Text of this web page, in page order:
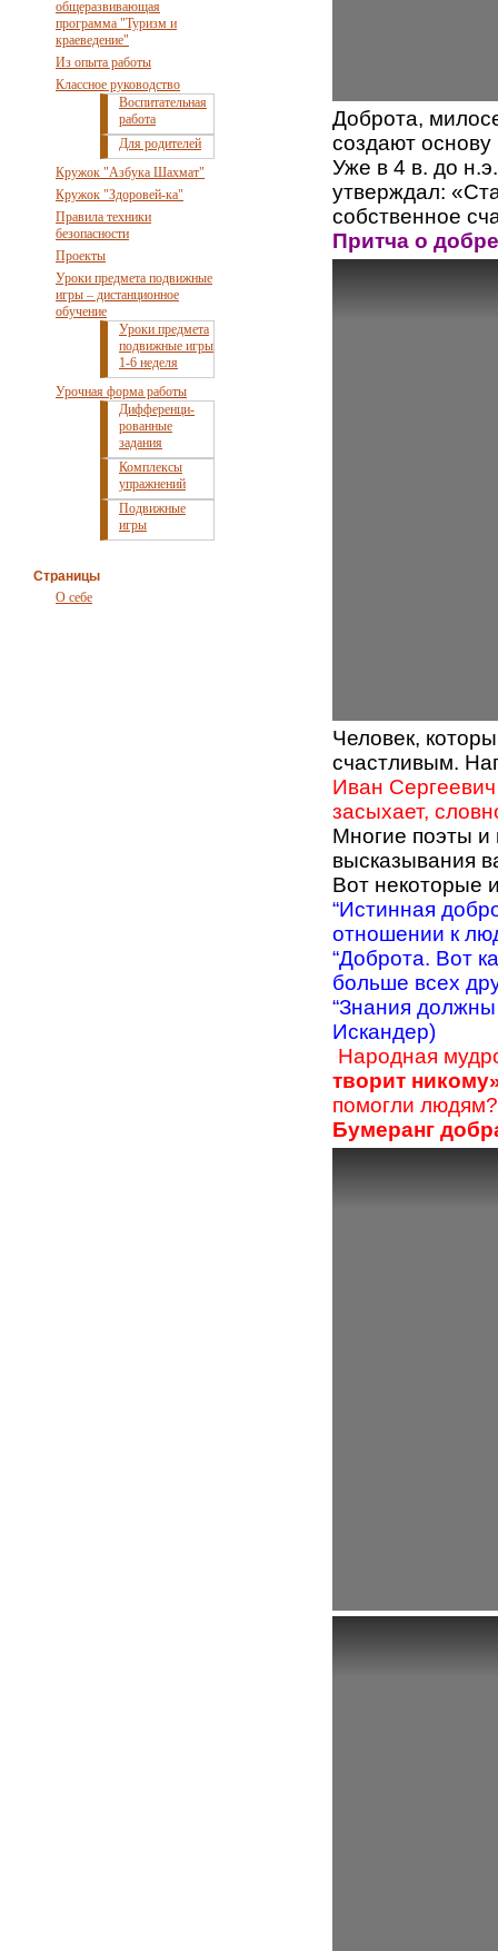
общеразвивающая
программа "Туризм и
краеведение"
Из опыта работы
Классное руководство
Воспитательная
работа
Для родителей
Кружок "Азбука Шахмат"
Кружок "Здоровей-ка"
Правила техники
безопасности
Проекты
Уроки предмета подвижные
игры – дистанционное
обучение
Уроки предмета
подвижные игры
1-6 неделя
Урочная форма работы
Дифференци-
рованные
задания
Комплексы
упражнений
Подвижные
игры
Страницы
О себе
Доброта,
создают основу
Уже в 4 в. до
утверждал:
собственное
Притча о
Человек,
счастливым.
Иван
засыхает,
Многие поэты и
высказывания
Вот некоторые
“Истинная
отношении к
“Доброта. Вот
больше всех
“Знания должны
Искандер)
Народная
творит
помогли людям?
Бумеранг